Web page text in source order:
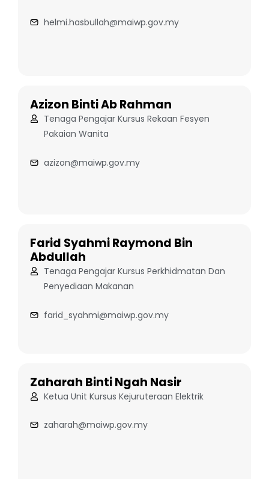
helmi.hasbullah@maiwp.gov.my
Azizon Binti Ab Rahman
Tenaga Pengajar Kursus Rekaan Fesyen
Pakaian Wanita
azizon@maiwp.gov.my
Farid Syahmi Raymond Bin
Abdullah
Tenaga Pengajar Kursus Perkhidmatan Dan
Penyediaan Makanan
farid_syahmi@maiwp.gov.my
Zaharah Binti Ngah Nasir
Ketua Unit Kursus Kejuruteraan Elektrik
zaharah@maiwp.gov.my